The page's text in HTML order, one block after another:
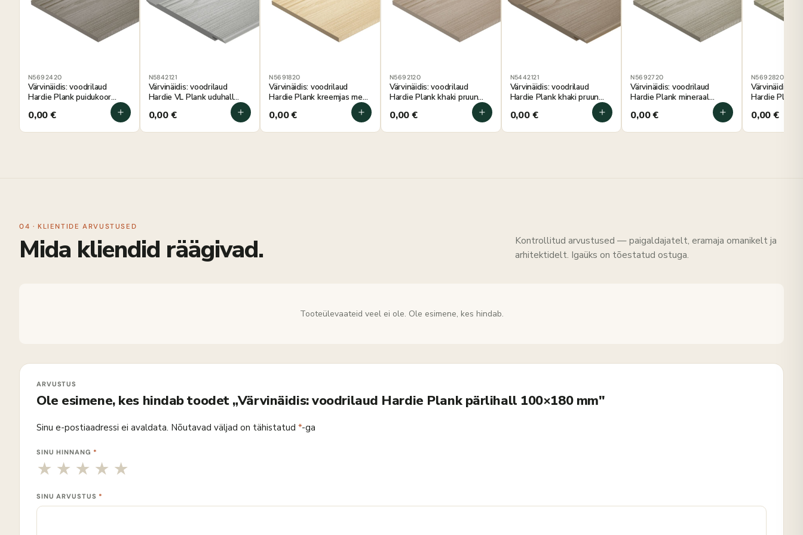
N5692420
Värvinäidis: voodrilaud
Hardie Plank puidukoor
0,00€
N5842121
Värvinäidis: voodrilaud
Hardie VL Plank uduhall
0,00€
N5691820
Värvinäidis: voodrilaud
Hardie Plank kreemjas mets
0,00€
N5692120
Värvinäidis: voodrilaud
Hardie Plank khaki pruun
0,00€
N5442121
Värvinäidis: voodrilaud
Hardie Plank khaki pruun
0,00€
N5692720
Värvinäidis: voodrilaud
Hardie Plank mineraal
0,00€
N5692820
Värvinäidis:
Hardie Plank
mm
0,00€
04 · KLIENTIDE ARVUSTUSED
Mida kliendid räägivad.
Kontrollitud arvustused — paigaldajatelt, eramaja omanikelt ja
arhitektidelt. Igaüks on tõestatud ostuga.
Tooteülevaateid veel ei ole. Ole esimene, kes hindab.
Ole esimene, kes hindab toodet „Värvinäidis: voodrilaud Hardie Plank pärlihall 100×180 mm"
Sinu e-postiaadressi ei avaldata. Nõutavad väljad on tähistatud *-ga
SINU HINNANG *
SINU ARVUSTUS *